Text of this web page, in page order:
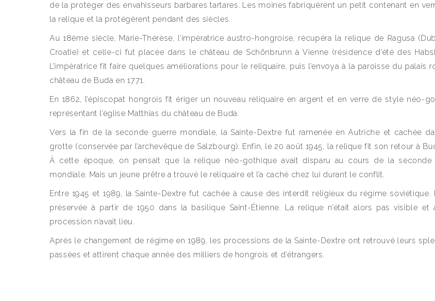
de la protéger des envahisseurs barbares tartares. Les moines fabriquèrent un petit contenant en
la relique et la protégèrent pendant des siècles.
Au 18ème siècle, Marie-Thérèse, l’impératrice austro-hongroise, récupéra la relique de Ragusa
Croatie) et celle-ci fut placée dans le château de Schönbrunn à Vienne (résidence d’été des
L’impératrice fit faire quelques améliorations pour le reliquaire, puis l’envoya à la paroisse du palais
château de Buda en 1771.
En 1862, l’épiscopat hongrois fit ériger un nouveau reliquaire en argent et en verre de style néo-
représentant l’église Matthias du château de Buda.
Vers la fin de la seconde guerre mondiale, la Sainte-Dextre fut ramenée en Autriche et cachée
grotte (conservée par l’archevêque de Salzbourg). Enfin, le 20 août 1945, la relique fit son retour à
À cette époque, on pensait que la relique néo-gothique avait disparu au cours de la seconde
mondiale. Mais un jeune prêtre a trouvé le reliquaire et l’a caché chez lui durant le conflit.
Entre 1945 et 1989, la Sainte-Dextre fut cachée à cause des interdit religieux du régime soviétique.
préservée à partir de 1950 dans la basilique Saint-Étienne. La relique n’était alors pas visible et
procession n’avait lieu.
Après le changement de régime en 1989, les processions de la Sainte-Dextre ont retrouvé leurs
passées et attirent chaque année des milliers de hongrois et d’étrangers.